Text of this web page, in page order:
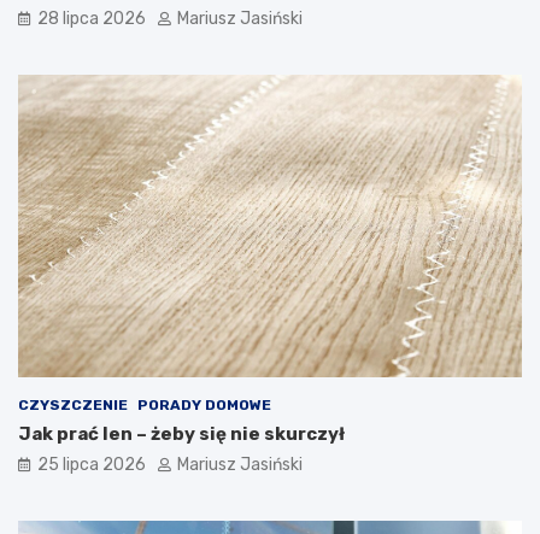
28 lipca 2026 Mariusz Jasiński
CZYSZCZENIE PORADY DOMOWE
Jak prać len – żeby się nie skurczył
25 lipca 2026 Mariusz Jasiński